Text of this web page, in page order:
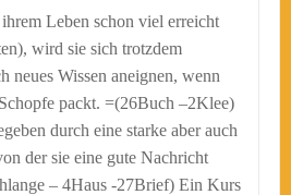
Leben schon viel erreicht
wird sie sich trotzdem
neues Wissen aneignen, wenn
packt. =(26Buch –2Klee)
durch eine starke aber auch
der sie eine gute Nachricht
– 4Haus -27Brief) Ein Kurs